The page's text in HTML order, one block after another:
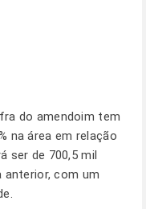
do amendoim tem
na área em relação
ser de 700,5 mil
anterior, com um